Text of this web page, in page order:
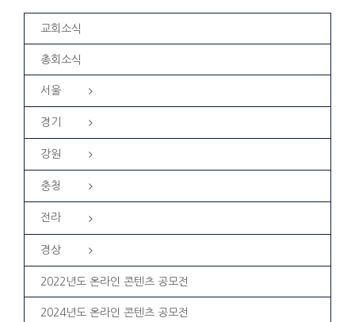
교회소식
총회소식
서울
경기
강원
충청
전라
경상
2022년도 온라인 콘텐츠 공모전
2024년도 온라인 콘텐츠 공모전